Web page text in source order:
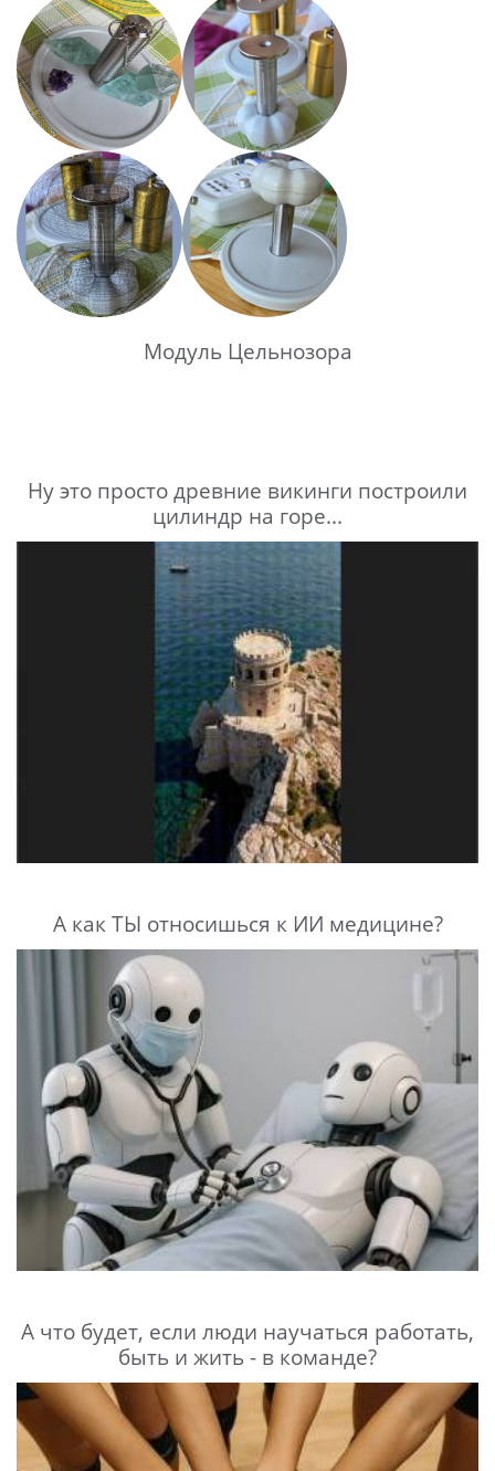
Модуль Цельнозора
Ну это просто древние викинги построили
цилиндр на горе...
А как ТЫ относишься к ИИ медицине?
А что будет, если люди научаться работать,
быть и жить - в команде?